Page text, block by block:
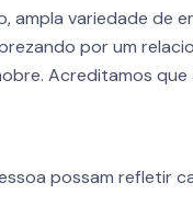
variedade de
por um
Acreditamos
possam refletir